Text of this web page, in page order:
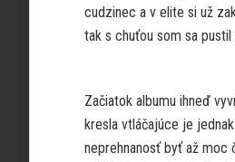
cudzinec a v elite si už
tak s chuťou som sa pustil
Začiatok albumu ihneď
kresla vtláčajúce je
neprehnanosť byť až moc